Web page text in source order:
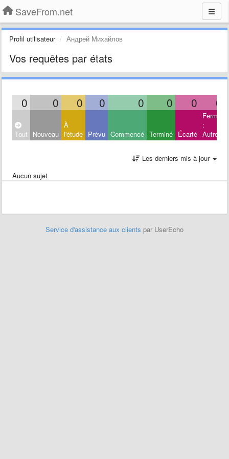
SaveFrom.net
Profil utilisateur Андрей Михайлов
Vos requêtes par états
0 0 0 0 0 0 0 0
Tout Nouveau
À
l'étude Prévu Commencé Terminé Écarté
Fermé
:
Autres
Les derniers mis à jour
Aucun sujet
Service d'assistance aux clients par UserEcho